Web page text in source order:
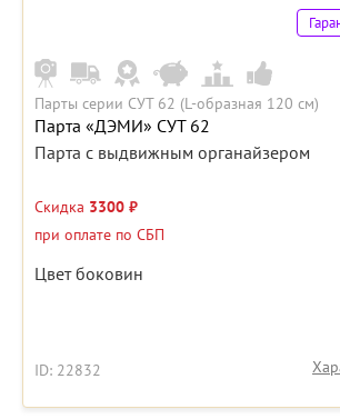
Парты серии СУТ 62 (L-образная 120 см)
Парта «ДЭМИ» СУТ 62
Парта с выдвижным органайзером
Скидка 3300 ₽
при оплате по СБП
Цвет боковин
ID: 22832